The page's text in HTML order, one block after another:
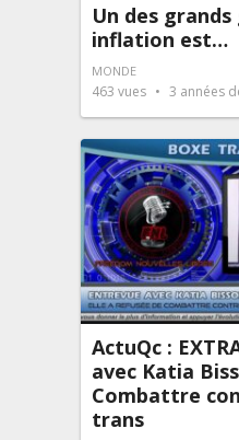
Un des
inflation est…
MONDE
463 vues 3 années
ActuQc :
avec Katia
Combattre
trans